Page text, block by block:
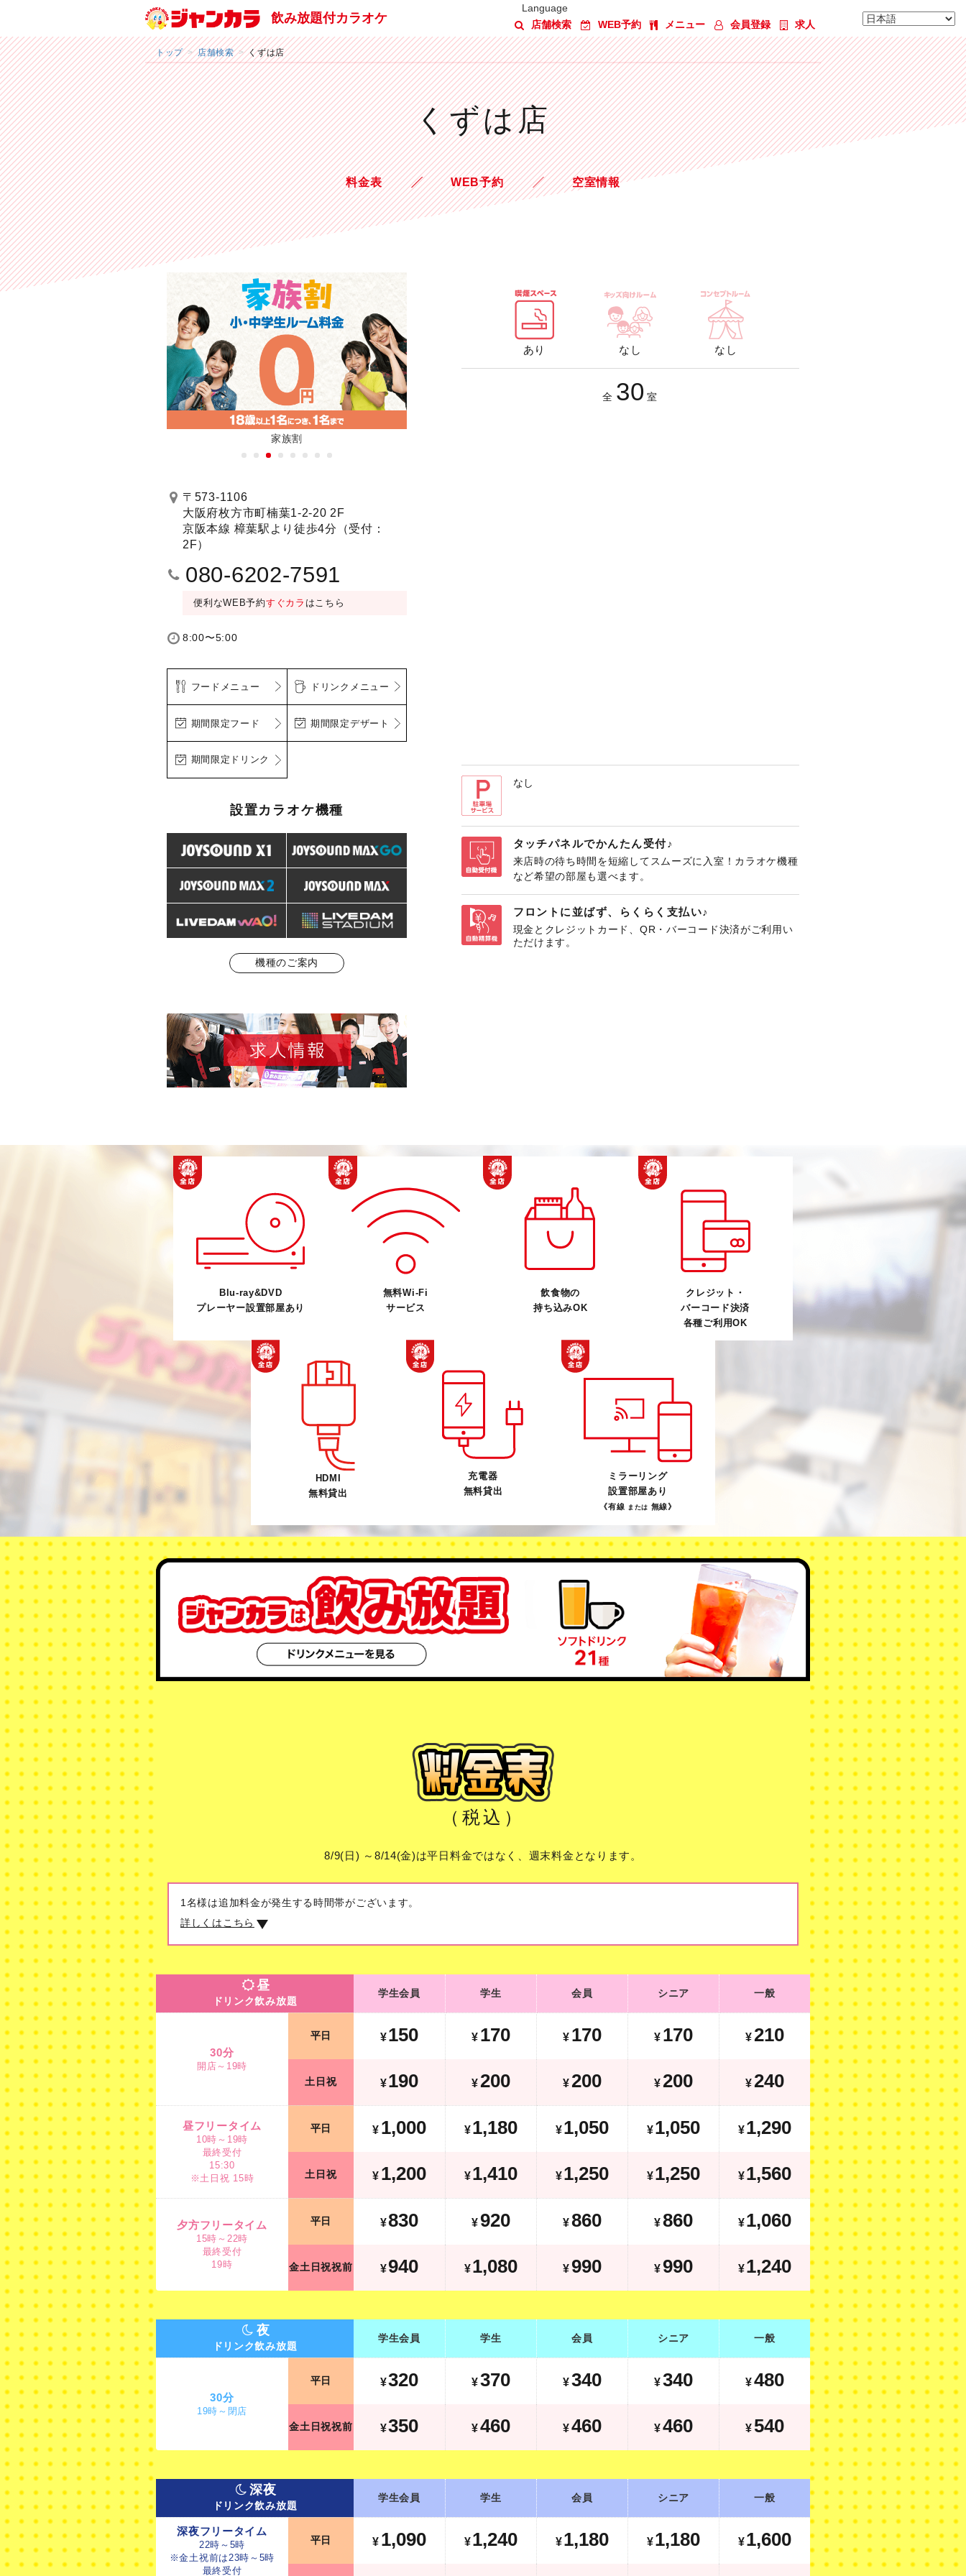
飲み放題付カラオケ
Language
店舗検索
WEB予約 メニュー 会員登録 求人
トップ 店舗検索 くずは店
くずは店
料金表 WEB予約 空室情報
家族割
〒573-1106
大阪府枚方市町楠葉1-2-20 2F
京阪本線 樟葉駅より徒歩4分（受付：
2F）
080-6202-7591
便利なWEB予約すぐカラ はこちら
8:00〜5:00
フードメニュー ドリンクメニュー
期間限定フード 期間限定デザート
期間限定ドリンク
設置カラオケ機種
機種のご案内
あり なし なし
全 30 室
なし
タッチパネルでかんたん受付♪
来店時の待ち時間を短縮してスムーズに入室！カラオケ機種
など希望の部屋も選べます。
フロントに並ばず、らくらく支払い♪
現金とクレジットカード、QR・バーコード決済がご利用い
ただけます。
Blu-ray&DVD
プレーヤー設置部屋あり
無料Wi-Fi
サービス
飲食物の
持ち込みOK
クレジット・
バーコード決済
各種ご利用OK
HDMI
無料貸出
充電器
無料貸出
ミラーリング
設置部屋あり
《有線 または 無線》
（税込）
8/9(日) ～8/14(金)は平日料金ではなく、週末料金となります。
1名様は追加料金が発生する時間帯がございます。
詳しくはこちら
190 210 210 210
10時～19時
最終受付
15:30
※土日祝 15時
¥
1,520 1,730 1,570 1,570 ¥ 1,880
最終受付
19時
1,030 1,120 1,060 1,060 ¥ 1,260
金土日祝祝
前
¥ 1,560
昼
ドリンク飲み放題
学生会員 学生 会員 シニア 一般
30分
開店～19時
平日 ¥150 ¥ 170 ¥ 170 ¥ 170 ¥ 210
土日祝 ¥190 ¥ 200 ¥ 200 ¥ 200 ¥ 240
昼フリータイム
10時～19時
最終受付
15:30
※土日祝 15時
平日 ¥ 1,000 ¥1,180 ¥1,050 ¥1,050 ¥1,290
土日祝 ¥ 1,200 ¥1,410 ¥1,250 ¥1,250 ¥1,560
夕方フリータイム
15時～22時
最終受付
19時
平日 ¥830 ¥ 920 ¥860 ¥860 ¥1,060
金土日祝祝前 ¥940 ¥1,080 ¥ 990 ¥ 990 ¥1,240
夜
ドリンク飲み放題
学生会員 学生 会員 シニア 一般
30分
19時～閉店
平日 ¥320 ¥370 ¥340 ¥340 ¥480
金土日祝祝前 ¥350 ¥460 ¥460 ¥460 ¥ 540
深夜
ドリンク飲み放題
学生会員 学生 会員 シニア 一般
深夜フリータイム
22時～5時
※金土祝前は23時～5時
最終受付
平日 ¥ 1,090 ¥1,240 ¥1,180 ¥1,180 ¥1,600